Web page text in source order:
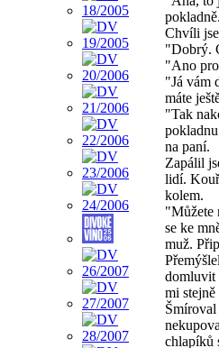
Chvíli
"Dobrý.
"Ano
"Já vám
máte
"Tak
na paní.
Zapálil
lidí.
kolem.
"Můžete
se ke
muž.
domluvit
mi stejně
chlapíků